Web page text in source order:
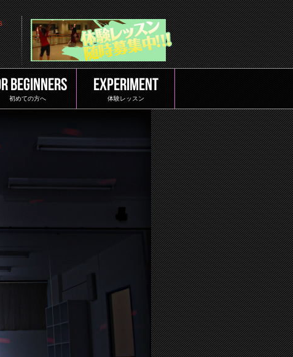
BEGINNERS
初めての方へ
EXPERIMENT
体験レッスン